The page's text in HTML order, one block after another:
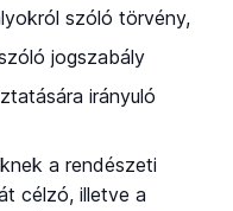
szóló törvény,
jogszabály
irányuló
a rendészeti
célzó, illetve a